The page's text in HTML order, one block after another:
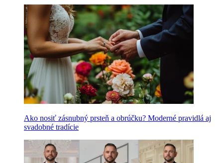
Ako nosiť zásnubný prsteň a obrúčku? Moderné pravidlá aj
svadobné tradície